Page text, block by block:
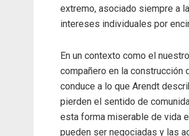
extremo, asociado siempre a
intereses individuales por
En un contexto como el
compañero en la construcción
conduce a lo que Arendt
pierden el sentido de
esta forma miserable de vida
pueden ser negociadas y las